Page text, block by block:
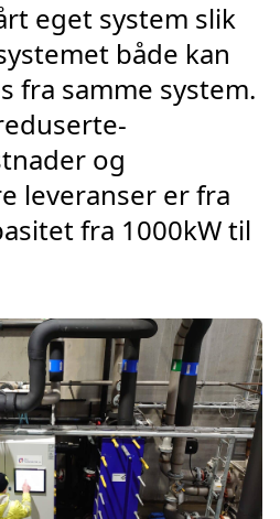
eget system slik
både kan
fra samme system.
og
leveranser er fra
fra 1000kW til